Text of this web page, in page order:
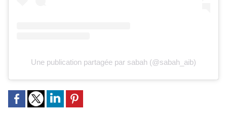
Une publication partagée par sabah (@sabah_aib)